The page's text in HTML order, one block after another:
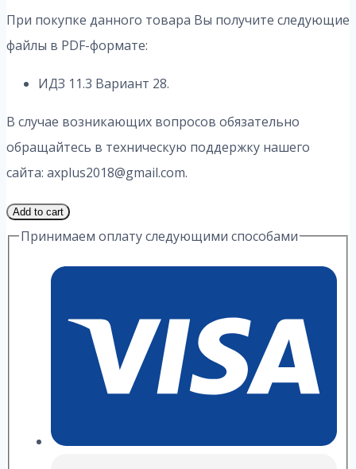
При покупке данного товара Вы получите следующие
файлы в PDF-формате:
ИДЗ 11.3 Вариант 28.
В случае возникающих вопросов обязательно
обращайтесь в техническую поддержку нашего
сайта: axplus2018@gmail.com.
2
Часть
quantity
Add to cart
Принимаем оплату следующими способами